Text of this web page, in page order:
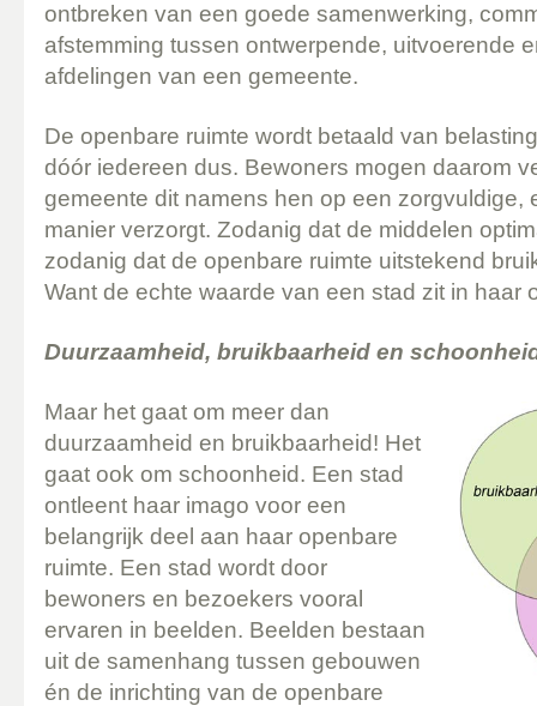
ontbreken van een goede samenwerking,
afstemming tussen ontwerpende, uitvoerende
afdelingen van een gemeente.
De openbare ruimte wordt betaald van
dóór iedereen dus. Bewoners mogen daarom
gemeente dit namens hen op een zorgvuldige,
manier verzorgt. Zodanig dat de middelen
zodanig dat de openbare ruimte uitstekend
Want de echte waarde van een stad zit in haar
Duurzaamheid, bruikbaarheid en
Maar het gaat om meer dan
duurzaamheid en bruikbaarheid! Het
gaat ook om schoonheid. Een stad
ontleent haar imago voor een
belangrijk deel aan haar openbare
ruimte. Een stad wordt door
bewoners en bezoekers vooral
ervaren in beelden. Beelden bestaan
uit de samenhang tussen gebouwen
én de inrichting van de openbare